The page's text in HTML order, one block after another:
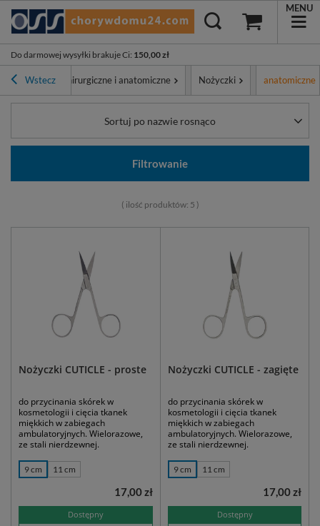
Do darmowej wysyłki brakuje Ci: 150,00 zł
MENU
Wstecz
Narzędzia chirurgiczne i anatomiczne Nożyczki anatomiczne
Sortuj po nazwie rosnąco
Filtrowanie
( ilość produktów: 5 )
Nożyczki CUTICLE - proste
do przycinania skórek w
kosmetologii i cięcia tkanek
miękkich w zabiegach
ambulatoryjnych. Wielorazowe,
ze stali nierdzewnej.
9 cm 11 cm
Dostępny
17,00 zł
Nożyczki CUTICLE - zagięte
do przycinania skórek w
kosmetologii i cięcia tkanek
miękkich w zabiegach
ambulatoryjnych. Wielorazowe,
ze stali nierdzewnej.
9 cm 11 cm
Dostępny
17,00 zł